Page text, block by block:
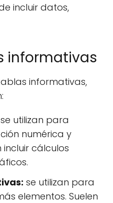
incluir datos,
informativas
informativas,
se utilizan para
numérica y
incluir cálculos
se utilizan para
elementos. Suelen